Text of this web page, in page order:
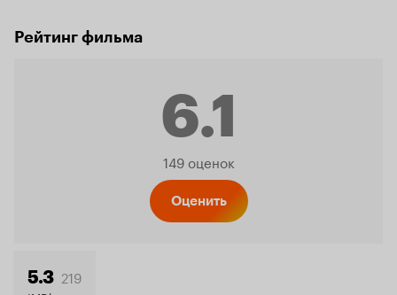
Рейтинг фильма
6.1
Рейтинг
149 оценок
Оценить
5.3 219